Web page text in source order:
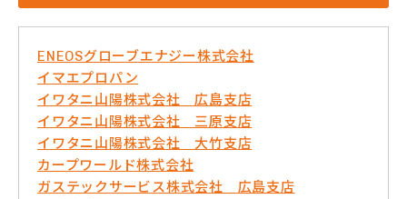
ENEOSグローブエナジー株式会社
イマエプロパン
イワタニ山陽株式会社 広島支店
イワタニ山陽株式会社 三原支店
イワタニ山陽株式会社 大竹支店
カープワールド株式会社
ガステックサービス株式会社 広島支店